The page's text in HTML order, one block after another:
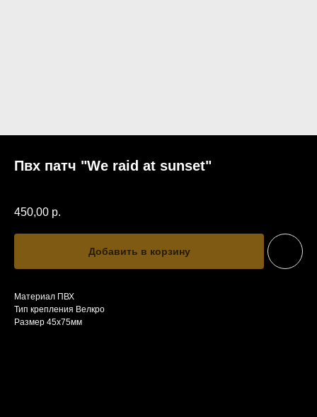
Пвх патч "We raid at sunset"
450,00 р.
Добавить в корзину
Материал ПВХ
Тип крепления Велкро
Размер 45х75мм